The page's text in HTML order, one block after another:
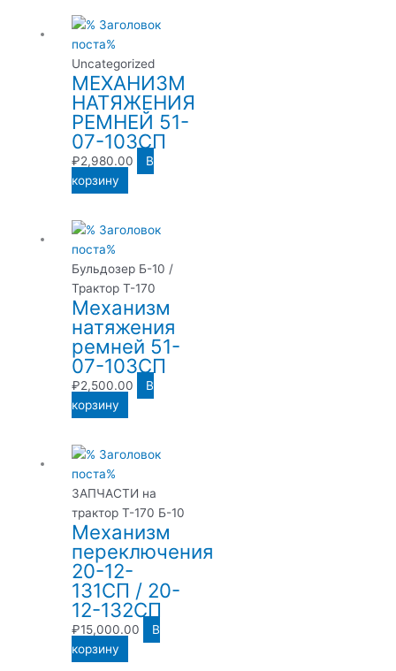
Uncategorized
МЕХАНИЗМ
НАТЯЖЕНИЯ
РЕМНЕЙ 51-
07-103СП
₽2,980.00
В
корзину
Бульдозер Б-10 /
Трактор Т-170
Механизм
натяжения
ремней 51-
07-103СП
₽2,500.00
В
корзину
ЗАПЧАСТИ на
трактор Т-170 Б-10
Механизм
переключения
20-12-
131СП / 20-
12-132СП
₽15,000.00
В
корзину